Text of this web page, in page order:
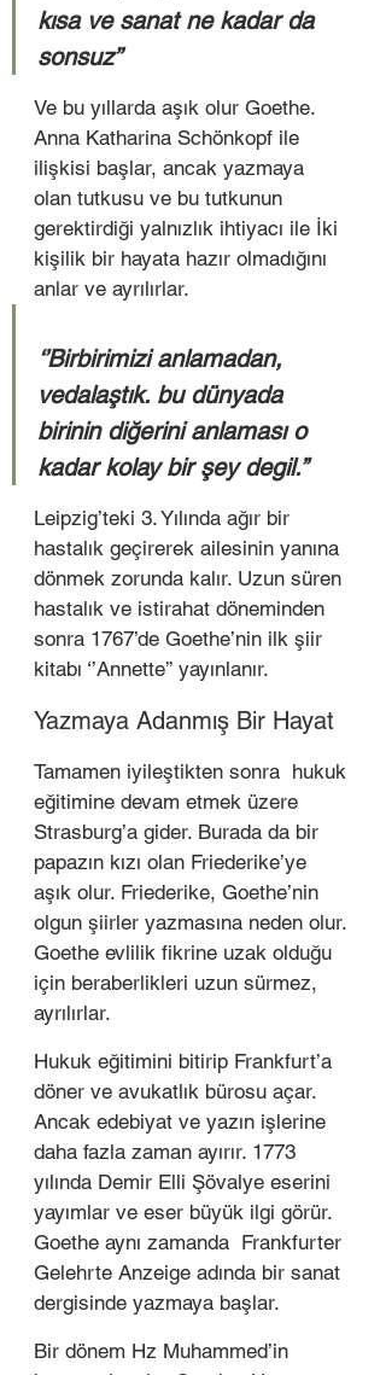
kısa ve sanat ne kadar da
sonsuz”
Ve bu yıllarda aşık olur Goethe.
Anna Katharina Schönkopf ile
ilişkisi başlar, ancak yazmaya
olan tutkusu ve bu tutkunun
gerektirdiği yalnızlık ihtiyacı ile İki
kişilik bir hayata hazır olmadığını
anlar ve ayrılırlar.
‘’Birbirimizi anlamadan,
vedalaştık. bu dünyada
birinin diğerini anlaması o
kadar kolay bir şey degil.’’
Leipzig’teki 3. Yılında ağır bir
hastalık geçirerek ailesinin yanına
dönmek zorunda kalır. Uzun süren
hastalık ve istirahat döneminden
sonra 1767’de Goethe’nin ilk şiir
kitabı ‘’Annette’’ yayınlanır.
Yazmaya Adanmış Bir Hayat
Tamamen iyileştikten sonra  hukuk
eğitimine devam etmek üzere
Strasburg’a gider. Burada da bir
papazın kızı olan Friederike’ye
aşık olur. Friederike, Goethe’nin
olgun şiirler yazmasına neden olur.
Goethe evlilik fikrine uzak olduğu
için beraberlikleri uzun sürmez,
ayrılırlar.
Hukuk eğitimini bitirip Frankfurt’a
döner ve avukatlık bürosu açar.
Ancak edebiyat ve yazın işlerine
daha fazla zaman ayırır. 1773
yılında Demir Elli Şövalye eserini
yayımlar ve eser büyük ilgi görür.
Goethe aynı zamanda  Frankfurter
Gelehrte Anzeige adında bir sanat
dergisinde yazmaya başlar.
Bir dönem Hz Muhammed’in